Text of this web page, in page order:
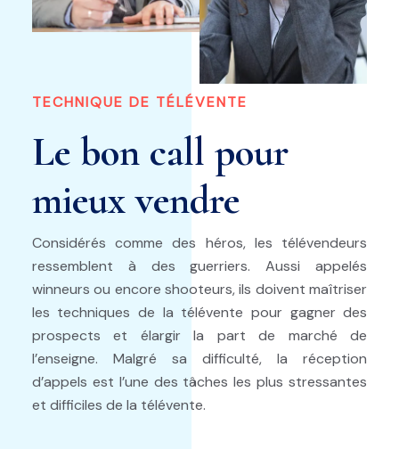
TECHNIQUE DE TÉLÉVENTE
Le bon call pour
mieux vendre
Considérés comme des héros, les télévendeurs
ressemblent à des guerriers. Aussi appelés
winneurs ou encore shooteurs, ils doivent maîtriser
les techniques de la télévente pour gagner des
prospects et élargir la part de marché de
l’enseigne. Malgré sa difficulté, la réception
d’appels est l’une des tâches les plus stressantes
et difficiles de la télévente.